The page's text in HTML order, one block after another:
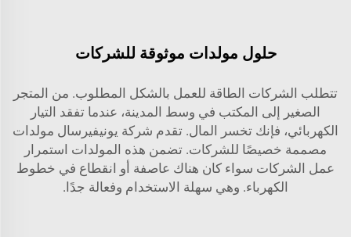
حلول مولدات موثوقة للشركات
تتطلب الشركات الطاقة للعمل بالشكل المطلوب. من المتجر
الصغير إلى المكتب في وسط المدينة، عندما تفقد التيار
الكهربائي، فإنك تخسر المال. تقدم شركة يونيفيرسال مولدات
مصممة خصيصًا للشركات. تضمن هذه المولدات استمرار
عمل الشركات سواء كان هناك عاصفة أو انقطاع في خطوط
الكهرباء. وهي سهلة الاستخدام وفعالة جدًا.